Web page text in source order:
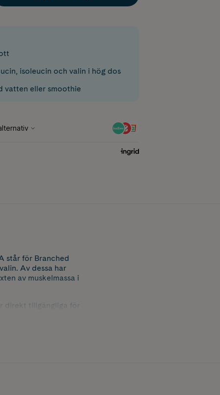
isoleucin och valin i hög dos
vatten eller smoothie
står för Branched
Av dessa har
av muskelmassa i
direkt tillgängliga för